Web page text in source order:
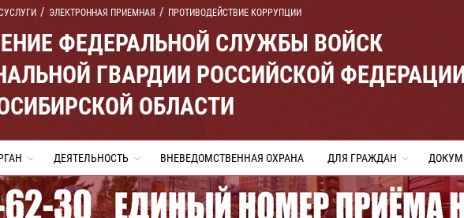
ЭЛЕКТРОННАЯ ПРИЕМНАЯ ПРОТИВОДЕЙСТВИЕ КОРРУПЦИИ
ФЕДЕРАЛЬНОЙ СЛУЖБЫ ВОЙСК
ГВАРДИИ РОССИЙСКОЙ
ОБЛАСТИ
ДЕЯТЕЛЬНОСТЬ ВНЕВЕДОМСТВЕННАЯ ОХРАНА ДЛЯ ГРАЖДАН